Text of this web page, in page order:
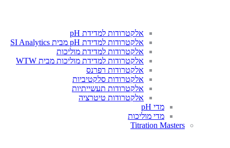
אלקטרודות למדידת pH
אלקטרודות למדידת pH מבית SI Analytics
אלקטרודות למדידת מוליכות
אלקטרודות למדידת מוליכות מבית WTW
אלקטרודות רפרנס
אלקטרודות סלקטיביות
אלקטרודות תעשייתיות
אלקטרודות טיטרציה
מדי pH
מדי מוליכות
Titration Masters